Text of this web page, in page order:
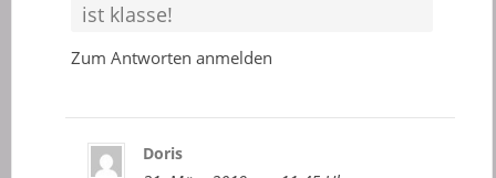
ist klasse!
Zum Antworten anmelden
Doris